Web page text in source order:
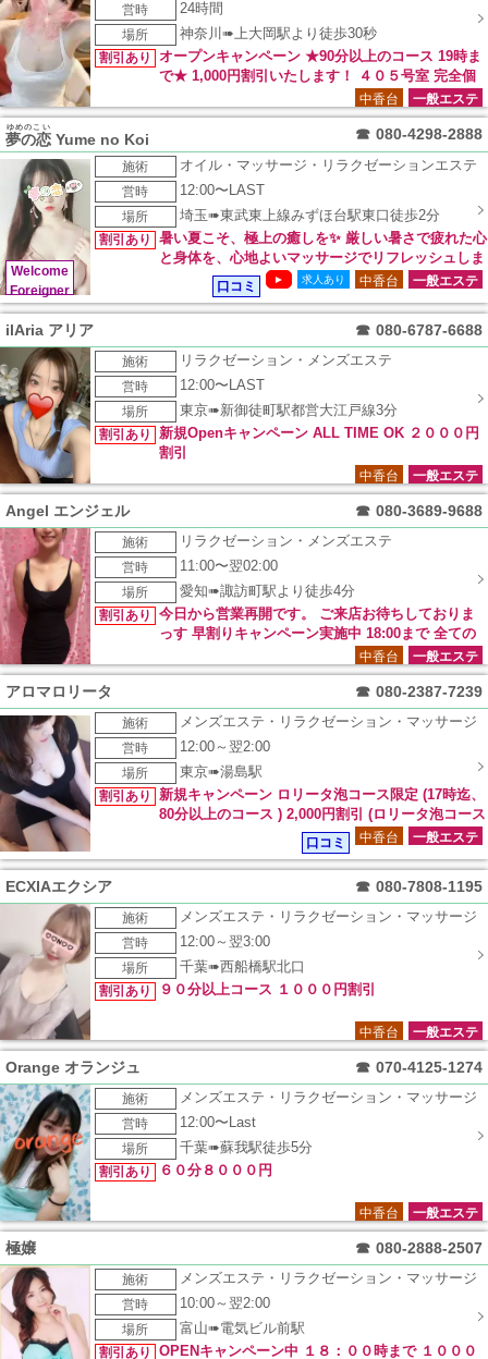
営時
24時間
場所
神奈川➠上大岡駅より徒歩30秒
割引あり
オープンキャンペーン ★90分以上のコース 19時ま
で★ 1,000円割引いたします！ ４０５号室 完全個
一般エステ
中香台
夢の恋
ゆめのこい
Yume no Koi ☎ 080-4298-2888
Welcome
Foreigner
施術
オイル・マッサージ・リラクゼーションエステ
営時
12:00〜LAST
場所
埼玉➠東武東上線みずほ台駅東口徒歩2分
割引あり
暑い夏こそ、極上の癒しを✨ 厳しい暑さで疲れた心
と身体を、心地よいマッサージでリフレッシュしま
せんか？ 洗練されたリラクゼーション空間で、ゆったりとし
た癒しのひとときをご堪能くださいませ。 只今営業中♪ 皆様
からのお電話・ご予約を心よりお待ちしております♪ 本日もス
タッフ一同、笑顔で皆様のご来店をお迎え致します。 ぜひ涼
やかな癒しの時間をお過ごしください。 タイムサービス18:00
まで 泡ボディシャンプーコース 70分10,000円⇒9,000円 オイ
ルコース 90分12,000円⇒11,000円 オールタイムOK オイル泡
ボディコース 90分13,000円⇒12,000円 ミルクコース 100分18,
000円⇒15,000円
一般エステ
中香台
求人あり
►
口コミ
ilAria アリア ☎ 080-6787-6688
施術
リラクゼーション・メンズエステ
営時
12:00〜LAST
場所
東京➠新御徒町駅都営大江戸線3分
割引あり
新規Openキャンペーン ALL TIME OK ２０００円
割引
一般エステ
中香台
Angel エンジェル ☎ 080-3689-9688
施術
リラクゼーション・メンズエステ
営時
11:00〜翌02:00
場所
愛知➠諏訪町駅より徒歩4分
割引あり
今日から営業再開です。 ご来店お待ちしておりま
っす 早割りキャンペーン実施中 18:00まで 全ての
一般エステ
中香台
アロマロリータ ☎ 080-2387-7239
施術
メンズエステ・リラクゼーション・マッサージ
営時
12:00～翌2:00
場所
東京➠湯島駅
割引あり
新規キャンペーン ロリータ泡コース限定 (17時迄、
80分以上のコース ) 2,000円割引 (ロリータ泡コース
一般エステ
中香台
口コミ
ECXIAエクシア ☎ 080-7808-1195
施術
メンズエステ・リラクゼーション・マッサージ
営時
12:00～翌3:00
場所
千葉➠西船橋駅北口
割引あり
９０分以上コース １０００円割引
一般エステ
中香台
Orange オランジュ ☎ 070-4125-1274
施術
メンズエステ・リラクゼーション・マッサージ
営時
12:00〜Last
場所
千葉➠蘇我駅徒歩5分
割引あり
６０分８０００円
一般エステ
中香台
極嬢 ☎ 080-2888-2507
施術
メンズエステ・リラクゼーション・マッサージ
営時
10:00～翌2:00
場所
富山➠電気ビル前駅
割引あり
OPENキャンペーン中 １８：００時まで １０００